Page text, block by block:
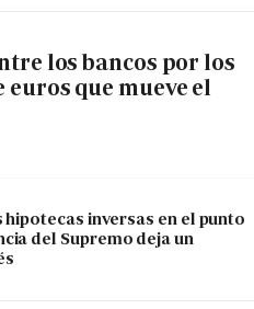
los bancos por los
que mueve el
hipotecas inversas en el punto
del Supremo deja un